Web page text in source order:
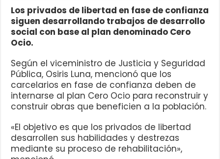
Los privados de libertad en fase de confianza
siguen desarrollando trabajos de desarrollo
social con base al plan denominado Cero
Ocio.
Según el viceministro de Justicia y Seguridad
Pública, Osiris Luna, mencionó que los
carcelarios en fase de confianza deben de
internarse al plan Cero Ocio para reconstruir y
construir obras que beneficien a la población.
«El objetivo es que los privados de libertad
desarrollen sus habilidades y destrezas
mediante su proceso de rehabilitación»,